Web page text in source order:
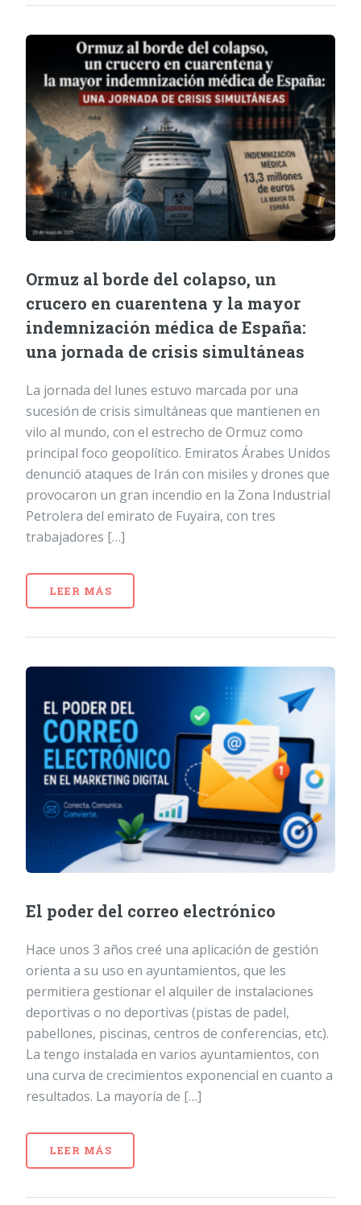
Ormuz al borde del colapso, un
crucero en cuarentena y la mayor
indemnización médica de España:
una jornada de crisis simultáneas
La jornada del lunes estuvo marcada por una
sucesión de crisis simultáneas que mantienen en
vilo al mundo, con el estrecho de Ormuz como
principal foco geopolítico. Emiratos Árabes Unidos
denunció ataques de Irán con misiles y drones que
provocaron un gran incendio en la Zona Industrial
Petrolera del emirato de Fuyaira, con tres
trabajadores […]
LEER MÁS
El poder del correo electrónico
Hace unos 3 años creé una aplicación de gestión
orienta a su uso en ayuntamientos, que les
permitiera gestionar el alquiler de instalaciones
deportivas o no deportivas (pistas de padel,
pabellones, piscinas, centros de conferencias, etc).
La tengo instalada en varios ayuntamientos, con
una curva de crecimientos exponencial en cuanto a
resultados. La mayoría de […]
LEER MÁS